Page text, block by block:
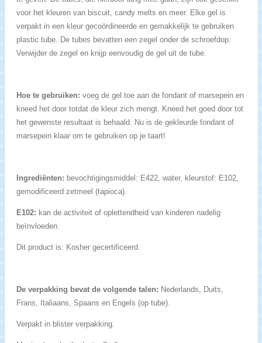
voor het kleuren van biscuit, candy melts en meer. Elke gel is
verpakt in een kleur gecoördineerde en gemakkelijk te gebruiken
plastic tube. De tubes bevatten een zegel onder de schroefdop.
Verwijder de zegel en knijp eenvoudig de gel uit de tube.
Hoe te gebruiken: voeg de gel toe aan de fondant of marsepein en
kneed het door totdat de kleur zich mengt. Kneed het goed door tot
het gewenste resultaat is behaald. Nu is de gekleurde fondant of
marsepein klaar om te gebruiken op je taart!
Ingrediënten: bevochtigingsmiddel: E422, water, kleurstof: E102,
gemodificeerd zetmeel (tapioca).
E102: kan de activiteit of oplettendheid van kinderen nadelig
beïnvloeden.
Dit product is: Kosher gecertificeerd.
De verpakking bevat de volgende talen: Nederlands, Duits,
Frans, Italiaans, Spaans en Engels (op tube).
Verpakt in blister verpakking.